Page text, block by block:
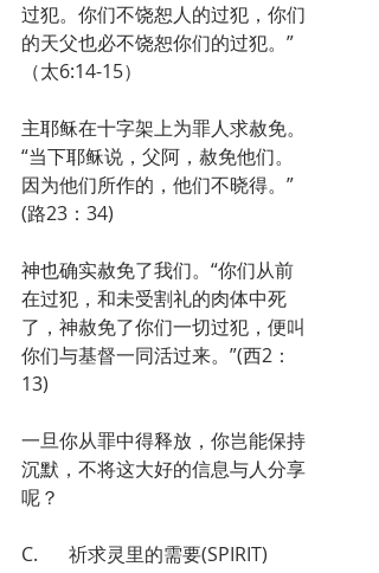
过犯。你们不饶恕人的过犯，你们
的天父也必不饶恕你们的过犯。”
（太6:14-15）
主耶稣在十字架上为罪人求赦免。
“当下耶稣说，父阿，赦免他们。
因为他们所作的，他们不晓得。”
(路23：34)
神也确实赦免了我们。“你们从前
在过犯，和未受割礼的肉体中死
了，神赦免了你们一切过犯，便叫
你们与基督一同活过来。”(西2：
13)
一旦你从罪中得释放，你岂能保持
沉默，不将这大好的信息与人分享
呢？
C.	祈求灵里的需要(SPIRIT)